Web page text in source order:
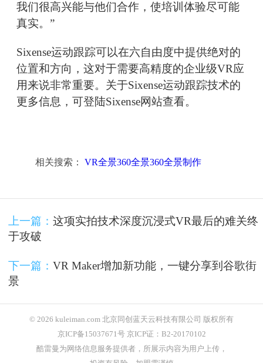
我们很高兴能与他们合作，使培训体验尽可能
真实。”
Sixense运动跟踪可以在六自由度中提供绝对的
位置和方向，这对于需要高精度的企业级VR应
用来说非常重要。关于Sixense运动跟踪技术的
更多信息，可登陆Sixense网站查看。
相关搜索： VR全景360全景360全景制作
上一篇： 这项实拍技术深度沉浸式VR最后的难关终
于攻破
下一篇： VR Maker增加新功能，一键分享到谷歌街
景
© 2026 kuleiman.com 北京同创蓝天云科技有限公司 版权所有
京ICP备15037671号 京ICP证：B2-20170102
酷雷曼为网络信息服务提供者，所展示内容为用户上传，